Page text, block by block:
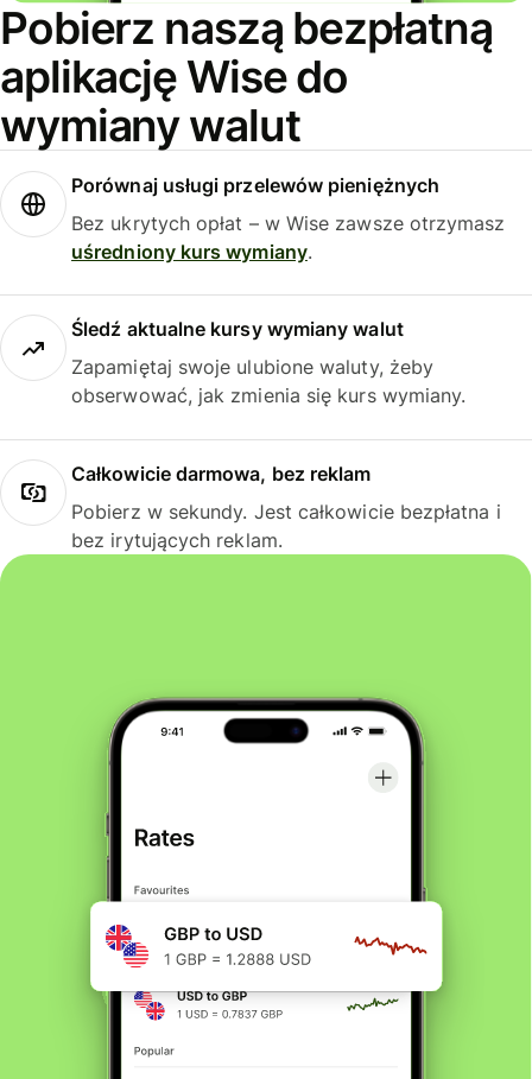
Pobierz naszą bezpłatną
aplikację Wise do
wymiany walut
Porównaj usługi przelewów pieniężnych
Bez ukrytych opłat – w Wise zawsze otrzymasz
uśredniony kurs wymiany.
Śledź aktualne kursy wymiany walut
Zapamiętaj swoje ulubione waluty, żeby
obserwować, jak zmienia się kurs wymiany.
Całkowicie darmowa, bez reklam
Pobierz w sekundy. Jest całkowicie bezpłatna i
bez irytujących reklam.